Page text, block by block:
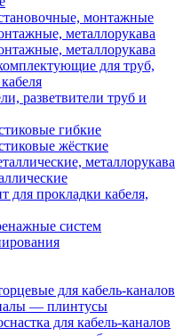
монтажные
металлорукава
металлорукава
для труб,
разветвители труб и
гибкие
жёсткие
металлорукава
для прокладки кабеля,
систем
для кабель-каналов
— плинтусы
для кабель-каналов